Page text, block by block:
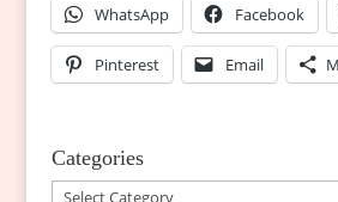
WhatsApp Facebook
Pinterest Email
Categories
Categories